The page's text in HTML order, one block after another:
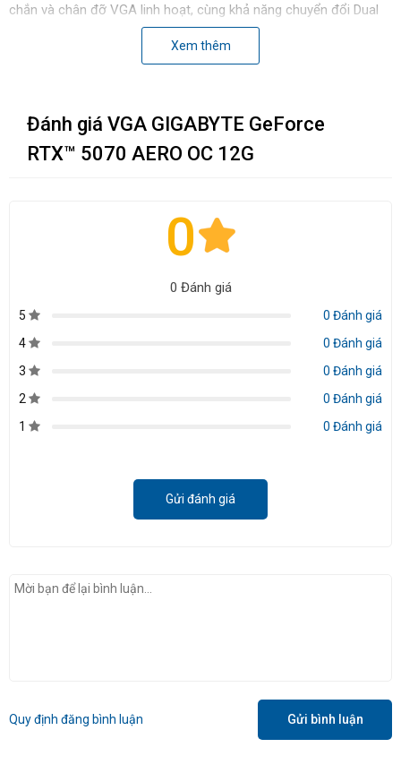
chắn và chân đỡ VGA linh hoạt, cùng khả năng chuyển đổi Dual
BIOS cho hiệu suất tối ưu hoặc hoạt động êm ái, tạo nên một
Xem thêm
Đánh giá VGA GIGABYTE GeForce
RTX™ 5070 AERO OC 12G
0
0 Đánh giá
5
0 Đánh giá
4
0 Đánh giá
3
0 Đánh giá
2
0 Đánh giá
1
0 Đánh giá
Gửi đánh giá
Quy định đăng bình luận Gửi bình luận